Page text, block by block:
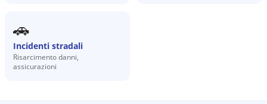
🚗
Incidenti stradali
Risarcimento danni,
assicurazioni